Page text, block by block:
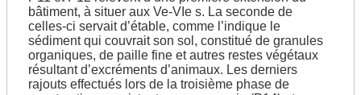
bâtiment, à situer aux Ve-VIe s. La seconde de
celles-ci servait d’étable, comme l’indique le
sédiment qui couvrait son sol, constitué de granules
organiques, de paille fine et autres restes végétaux
résultant d’excréments d’animaux. Les derniers
rajouts effectués lors de la troisième phase de